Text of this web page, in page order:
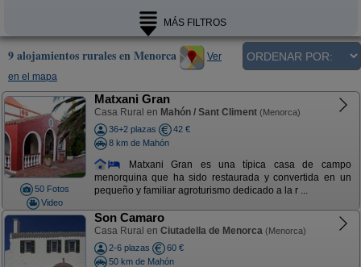
MÁS FILTROS
9 alojamientos rurales en Menorca
Ver
en el mapa
50 Fotos
Video
Matxani Gran
Casa Rural en Mahón / Sant Climent (Menorca)
36+2 plazas
42 €
8 km de Mahón
Matxani Gran es una típica casa de campo
menorquina que ha sido restaurada y convertida en un
pequeño y familiar agroturismo dedicado a la r ...
Son Camaro
Casa Rural en Ciutadella de Menorca (Menorca)
2-6 plazas
60 €
50 km de Mahón